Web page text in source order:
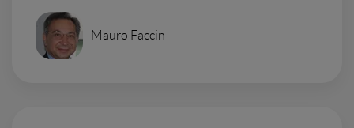
Mauro Faccin